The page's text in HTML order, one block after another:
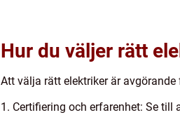
Hur du väljer rätt
Att välja rätt elektriker är
1. Certifiering och erfarenhet: Se